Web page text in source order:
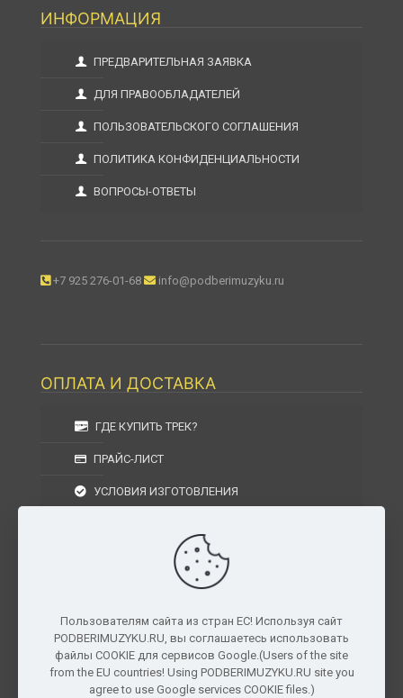
ИНФОРМАЦИЯ
ПРЕДВАРИТЕЛЬНАЯ ЗАЯВКА
ДЛЯ ПРАВООБЛАДАТЕЛЕЙ
ПОЛЬЗОВАТЕЛЬСКОГО СОГЛАШЕНИЯ
ПОЛИТИКА КОНФИДЕНЦИАЛЬНОСТИ
ВОПРОСЫ-ОТВЕТЫ
+7 925 276-01-68 info@podberimuzyku.ru
ОПЛАТА И ДОСТАВКА
ГДЕ КУПИТЬ ТРЕК?
ПРАЙС-ЛИСТ
УСЛОВИЯ ИЗГОТОВЛЕНИЯ
УСЛОВИЯ ВОЗВРАТА
г. Москва, Московская область, Центральный
федеральный округ, РФ, Россия
Пользователям сайта из стран ЕС! Используя сайт
PODBERIMUZYKU.RU, вы соглашаетесь использовать
файлы COOKIE для сервисов Google.(Users of the site
from the EU countries! Using PODBERIMUZYKU.RU site you
agree to use Google services COOKIE files.)